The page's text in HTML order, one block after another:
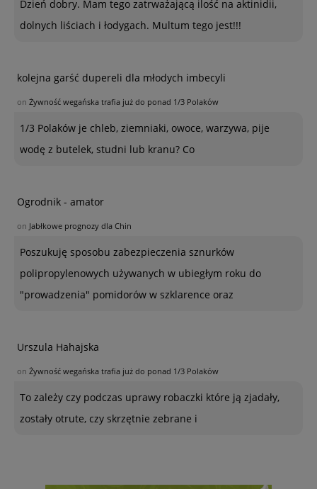
Dzień dobry. Mam tego zatrważającą ilość na aktinidii,
dolnych liściach i łodygach. Multum tego jest!!!
kolejna garść dupereli dla młodych imbecyli
on Żywność wegańska trafia już do ponad 1/3 Polaków
1/3 Polaków je chleb, ziemniaki, owoce, warzywa, pije
wodę z butelek, studni lub kranu? Co
Ogrodnik - amator
on Jabłkowe prognozy dla Chin
Poszukuję sposobu zabezpieczenia sznurków
polipropylenowych używanych w ubiegłym roku do
"prowadzenia" pomidorów w szklarence oraz
Urszula Hahajska
on Żywność wegańska trafia już do ponad 1/3 Polaków
To zależy czy podczas uprawy robaczki które ją zjadały,
zostały otrute, czy skrzętnie zebrane i